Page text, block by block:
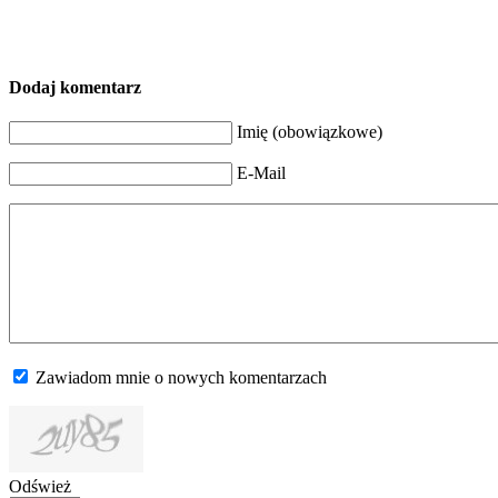
Dodaj komentarz
Imię (obowiązkowe)
E-Mail
Zawiadom mnie o nowych komentarzach
Odśwież